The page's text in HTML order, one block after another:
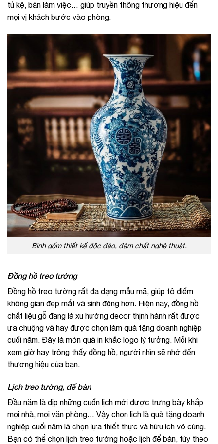
tủ kệ, bàn làm việc… giúp truyền thông thương hiệu đến
mọi vị khách bước vào phòng.
Bình gốm thiết kế độc đáo, đậm chất nghệ thuật.
Đồng hồ treo tường
Đồng hồ treo tường rất đa dạng mẫu mã, giúp tô điểm
không gian đẹp mắt và sinh động hơn. Hiện nay, đồng hồ
chất liệu gỗ đang là xu hướng decor thịnh hành rất được
ưa chuộng và hay được chọn làm quà tặng doanh nghiệp
cuối năm. Đây là món quà in khắc logo lý tưởng. Mỗi khi
xem giờ hay trông thấy đồng hồ, người nhìn sẽ nhớ đến
thương hiệu của bạn.
Lịch treo tường, để bàn
Đầu năm là dịp những cuốn lịch mới được trưng bày khắp
mọi nhà, mọi văn phòng… Vậy chọn lịch là quà tặng doanh
nghiệp cuối năm là chọn lựa thiết thực và hữu ích vô cùng.
Bạn có thể chọn lịch treo tường hoặc lịch để bàn, tùy theo